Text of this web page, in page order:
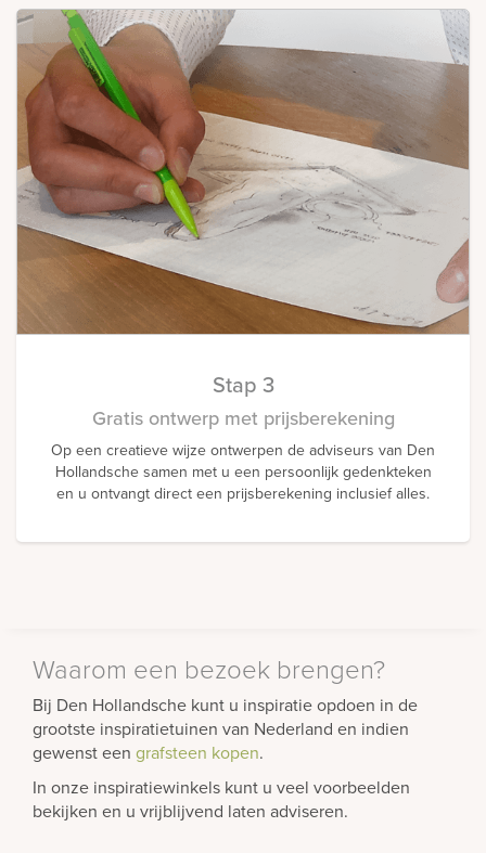
Stap 3
Gratis ontwerp met prijsberekening
Op een creatieve wijze ontwerpen de adviseurs van Den
Hollandsche samen met u een persoonlijk gedenkteken
en u ontvangt direct een prijsberekening inclusief alles.
Waarom een bezoek brengen?
Bij Den Hollandsche kunt u inspiratie opdoen in de
grootste inspiratietuinen van Nederland en indien
gewenst een grafsteen kopen.
In onze inspiratiewinkels kunt u veel voorbeelden
bekijken en u vrijblijvend laten adviseren.